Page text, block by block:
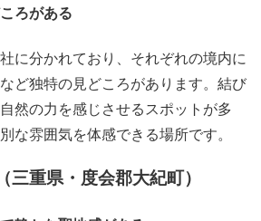
ろがある
に分かれており、それぞれの境内に
ど独特の見どころがあります。結び
然の力を感じさせるスポットが多
な雰囲気を体感できる場所です。
三重県・度会郡大紀町）